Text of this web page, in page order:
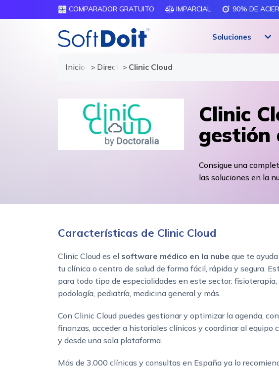
COMPARADOR GRATUITO IMPARCIAL 90% DE
Soluciones
Inicio Directorio de proveedores
Clinic Cloud
Clinic
gestión
Consigue una
las soluciones en la
Características de Clinic Cloud
Clinic Cloud es el software médico en la nube que te
tu clínica o centro de salud de forma fácil, rápida y segura.
para todo tipo de especialidades en este sector:
podología, pediatría, medicina general y más.
Con Clinic Cloud puedes gestionar y optimizar la agenda,
finanzas, acceder a historiales clínicos y coordinar al equipo
y desde una sola plataforma.
Más de 3.000 clínicas y consultas en España ya lo